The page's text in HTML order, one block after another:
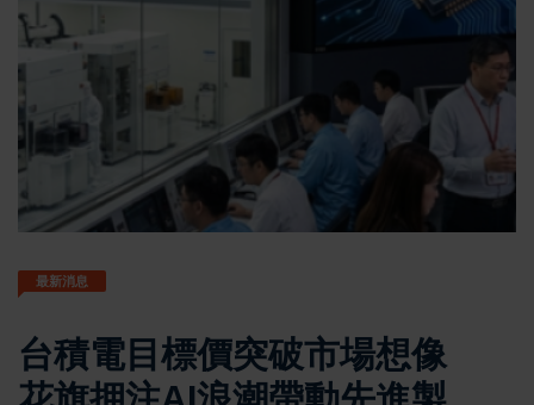
最新消息
台積電目標價突破市場想像